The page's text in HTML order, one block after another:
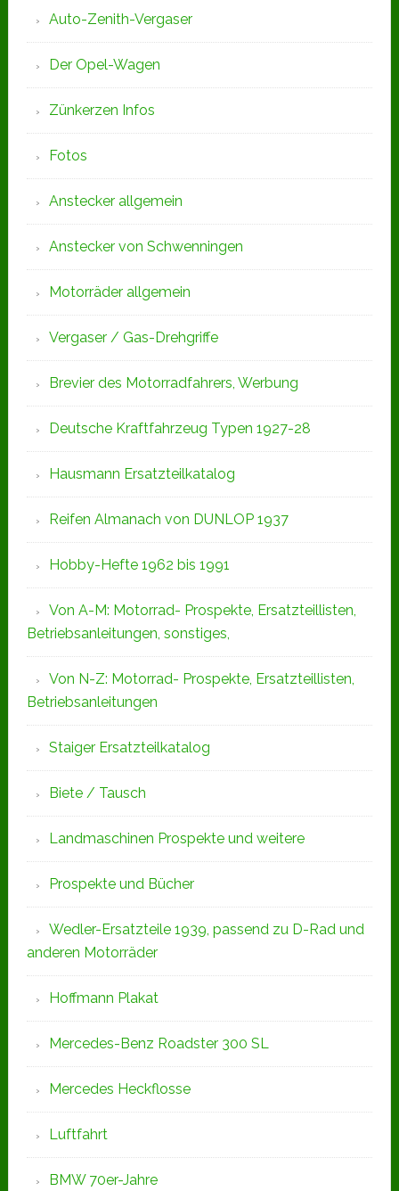
Auto-Zenith-Vergaser
Der Opel-Wagen
Zünkerzen Infos
Fotos
Anstecker allgemein
Anstecker von Schwenningen
Motorräder allgemein
Vergaser / Gas-Drehgriffe
Brevier des Motorradfahrers, Werbung
Deutsche Kraftfahrzeug Typen 1927-28
Hausmann Ersatzteilkatalog
Reifen Almanach von DUNLOP 1937
Hobby-Hefte 1962 bis 1991
Von A-M: Motorrad- Prospekte, Ersatzteillisten,
Betriebsanleitungen, sonstiges,
Von N-Z: Motorrad- Prospekte, Ersatzteillisten,
Betriebsanleitungen
Staiger Ersatzteilkatalog
Biete / Tausch
Landmaschinen Prospekte und weitere
Prospekte und Bücher
Wedler-Ersatzteile 1939, passend zu D-Rad und
anderen Motorräder
Hoffmann Plakat
Mercedes-Benz Roadster 300 SL
Mercedes Heckflosse
Luftfahrt
BMW 70er-Jahre